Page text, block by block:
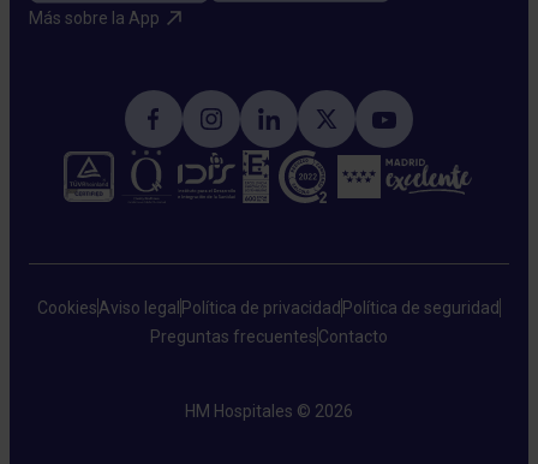
Más sobre la App​
CookiesAviso legal Política de privacidad Política de seguridad
Preguntas frecuentesContacto
HM Hospitales © 2026